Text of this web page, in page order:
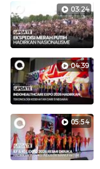
03:24
04:39
05:54